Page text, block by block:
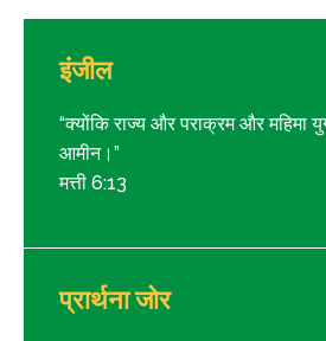
इंजील
“क्योंकि राज्य और पराक्रम और महिमा
आमीन।”
मत्ती 6:13
प्रार्थना जोर